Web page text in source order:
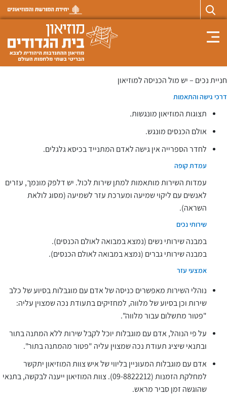
Toggle navigation
​​חניית נכים – יש מול הכניסה למוזיאון
דרכי גישה והתאמות
תצוגות המוזיאון מונגשות.
אולם הכנסים מונגש.
לחדר הספרייה אין גישה לאדם המתנייד בכיסא גלגלים.
עמדת קופה
עמדות השירות מותאמות למתן שירות לכול. יש דלפק מונמך, עזרים
לאנשים עם ליקוי שמיעה ומערכת עזר לשמיעה (מסוג לולאת
השראה).
שירותי נכים
במבנה שירותי נשים (נמצא במבואה לאולם הכנסים).
במבנה שירותי גברים (נמצא במבואה לאולם הכנסים).
אמצעי עזר
נוהלי השירות מאפשרים כניסה של אדם עם מוגבלות בסיוע של כלב
שירות וכן בסיוע של מלווה, למחזיקים בתעודת נכה שמצוין עליה:
"פטור מתשלום עבור מלווה".
על פי הנוהל, אדם עם מוגבלות יוכל לקבל שירות ללא המתנה בתור
ובתנאי שיציג תעודת נכה שמצוין עליה "פטור מהמתנה בתור".
אדם עם מוגבלות המעוניין בליווי של איש צוות המוזיאון יתקשר
למחלקת הזמנות (09-8822212). צוות המוזיאון ייענה לבקשה, בתנאי
שהוגשה זמן סביר מראש.